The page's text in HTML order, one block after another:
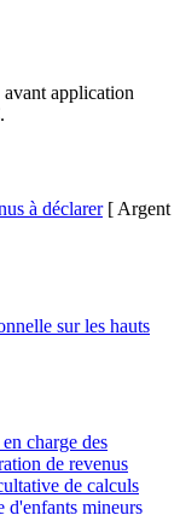
application
.
à déclarer[ Argent
sur les hauts
charge des
de revenus
de calculs
d'enfants mineurs